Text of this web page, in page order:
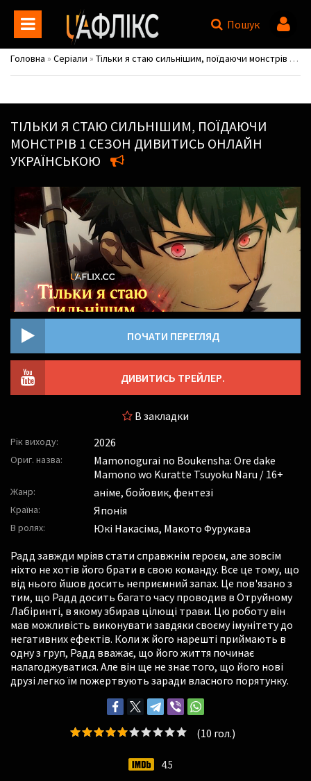
Пошук
Головна » Серіали » Тільки я стаю сильнішим, поїдаючи монстрів / Mamonogurai no Boukensha: Ore dake Mamono wo Kuratte Tsuyoku Naru
ТІЛЬКИ Я СТАЮ СИЛЬНІШИМ, ПОЇДАЮЧИ
МОНСТРІВ 1 СЕЗОН ДИВИТИСЬ ОНЛАЙН
УКРАЇНСЬКОЮ
ПОЧАТИ ПЕРЕГЛЯД
ДИВИТИСЬ ТРЕЙЛЕР.
В закладки
Рік виходу: 2026
Ориг. назва:
Mamonogurai no Boukensha: Ore dake
Mamono wo Kuratte Tsuyoku Naru / 16+
Жанр: аніме, бойовик, фентезі
Країна: Японія
В ролях: Юкі Накасіма, Макото Фурукава
Радд завжди мріяв стати справжнім героєм, але зовсім
ніхто не хотів його брати в свою команду. Все це тому, що
від нього йшов досить неприємний запах. Це пов'язано з
тим, що Радд досить багато часу проводив в Отруйному
Лабіринті, в якому збирав цілющі трави. Цю роботу він
мав можливість виконувати завдяки своєму імунітету до
негативних ефектів. Коли ж його нарешті приймають в
одну з груп, Радд вважає, що його життя починає
налагоджуватися. Але він ще не знає того, що його нові
друзі легко їм пожертвують заради власного порятунку.
(10 гол.)
4.5